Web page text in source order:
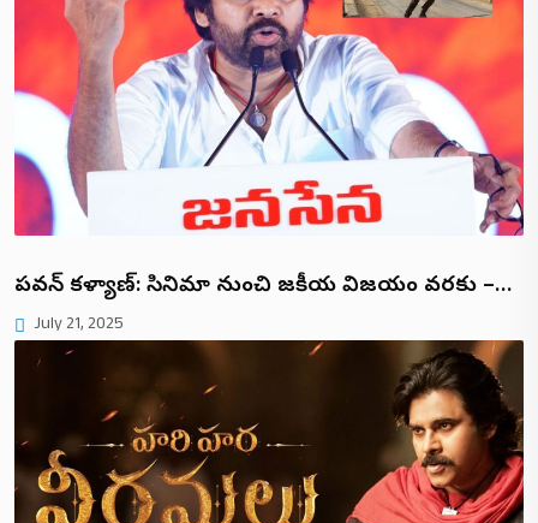
పవన్ కళ్యాణ్: సినిమా నుంచి రాజకీయ విజయం వరకు –…
July 21, 2025